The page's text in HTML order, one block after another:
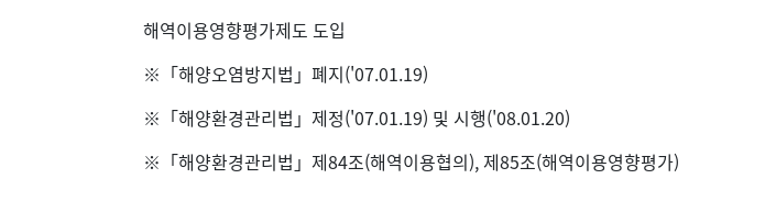
해역이용영향평가제도 도입
※「해양오염방지법」폐지('07.01.19)
※「해양환경관리법」제정('07.01.19) 및 시행('08.01.20)
※「해양환경관리법」제84조(해역이용협의), 제85조(해역이용영향평가)